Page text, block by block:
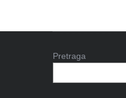
Pretraga